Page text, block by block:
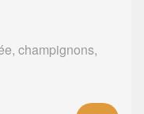
champignons,